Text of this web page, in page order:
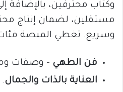
وكتاب محترفين، بالإضافة
مستقلين، لضمان إنتاج
وسريع. تغطي المنصة
فن الطهي – وصفات
العناية بالذات والجمال.